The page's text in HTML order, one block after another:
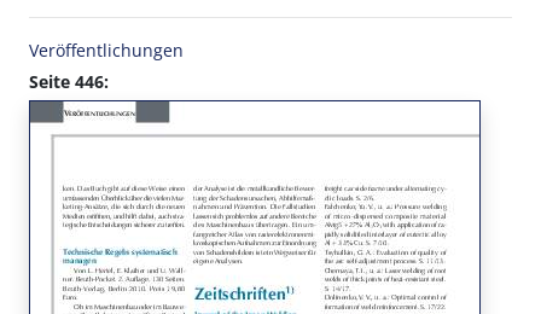
Veröffentlichungen
Seite 446: